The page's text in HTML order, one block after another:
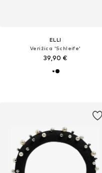
ELLI
Verižica 'Schleife'
39,90 €